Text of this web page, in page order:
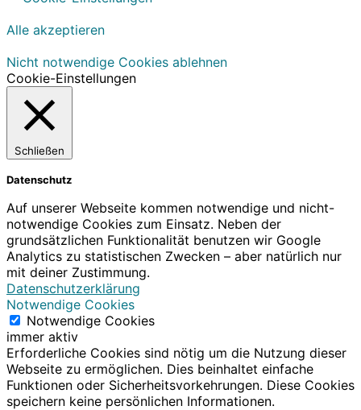
Alle akzeptieren
Nicht notwendige Cookies ablehnen
Cookie-Einstellungen
Schließen
Datenschutz
Auf unserer Webseite kommen notwendige und nicht-
notwendige Cookies zum Einsatz. Neben der
grundsätzlichen Funktionalität benutzen wir Google
Analytics zu statistischen Zwecken – aber natürlich nur
mit deiner Zustimmung.
Datenschutzerklärung
Notwendige Cookies
Notwendige Cookies
immer aktiv
Erforderliche Cookies sind nötig um die Nutzung dieser
Webseite zu ermöglichen. Dies beinhaltet einfache
Funktionen oder Sicherheitsvorkehrungen. Diese Cookies
speichern keine persönlichen Informationen.